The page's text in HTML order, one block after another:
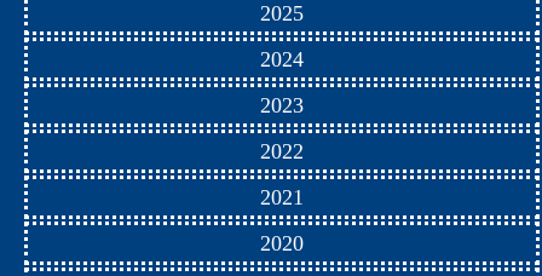
2025
2024
2023
2022
2021
2020